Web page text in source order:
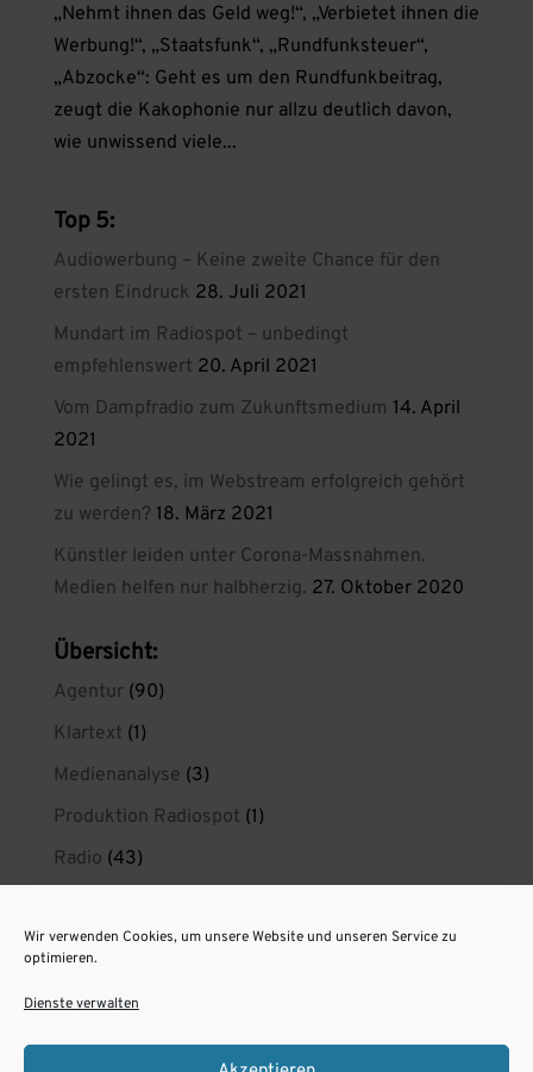
Wir verwenden Cookies, um unsere Website und unseren Service zu
optimieren.
Dienste verwalten
„Nehmt ihnen das Geld weg!“, „Verbietet ihnen die
Werbung!“, „Staatsfunk“, „Rundfunksteuer“,
„Abzocke“: Geht es um den Rundfunkbeitrag,
zeugt die Kakophonie nur allzu deutlich davon,
wie unwissend viele...
Top 5:
Audiowerbung – Keine zweite Chance für den
ersten Eindruck 28. Juli 2021
Mundart im Radiospot – unbedingt
empfehlenswert 20. April 2021
Vom Dampfradio zum Zukunftsmedium 14. April
2021
Wie gelingt es, im Webstream erfolgreich gehört
zu werden? 18. März 2021
Künstler leiden unter Corona-Massnahmen.
Medien helfen nur halbherzig. 27. Oktober 2020
Übersicht:
Agentur(90)
Klartext (1)
Medienanalyse (3)
Produktion Radiospot (1)
Radio (43)
radiokreaktiv privat(1)